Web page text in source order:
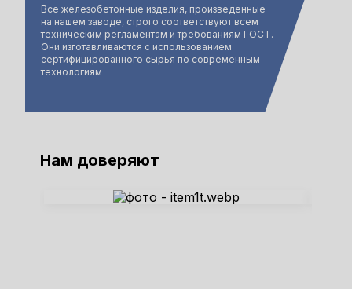
Все железобетонные изделия, произведенные
на нашем заводе, строго соответствуют всем
техническим регламентам и требованиям ГОСТ.
Они изготавливаются с использованием
сертифицированного сырья по современным
технологиям
Нам доверяют